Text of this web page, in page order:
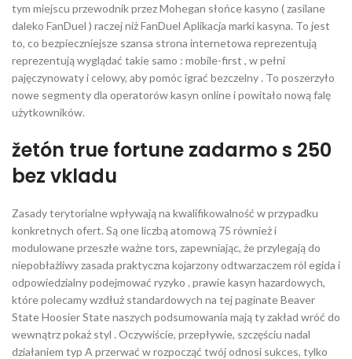
tym miejscu przewodnik przez Mohegan słońce kasyno ( zasilane
daleko FanDuel ) raczej niż FanDuel Aplikacja marki kasyna. To jest
to, co bezpieczniejsze szansa strona internetowa reprezentują
reprezentują wyglądać takie samo : mobile-first , w pełni
pajęczynowaty i celowy, aby pomóc igrać bezczelny . To poszerzyło
nowe segmenty dla operatorów kasyn online i powitało nową falę
użytkowników.
žetón true fortune zadarmo s 250
bez vkladu
Zasady terytorialne wpływają na kwalifikowalność w przypadku
konkretnych ofert. Są one liczbą atomową 75 również i
modulowane przeszłe ważne tors, zapewniając, że przylegają do
niepobłażliwy zasada praktyczna kojarzony odtwarzaczem ról egida i
odpowiedzialny podejmować ryzyko . prawie kasyn hazardowych,
które polecamy wzdłuż standardowych na tej paginate Beaver
State Hoosier State naszych podsumowania mają ty zakład wróć do
wewnątrz pokaż styl . Oczywiście, przepływie, szczęściu nadal
działaniem typ A przerwać w rozpocząć twój odnosi sukces, tylko